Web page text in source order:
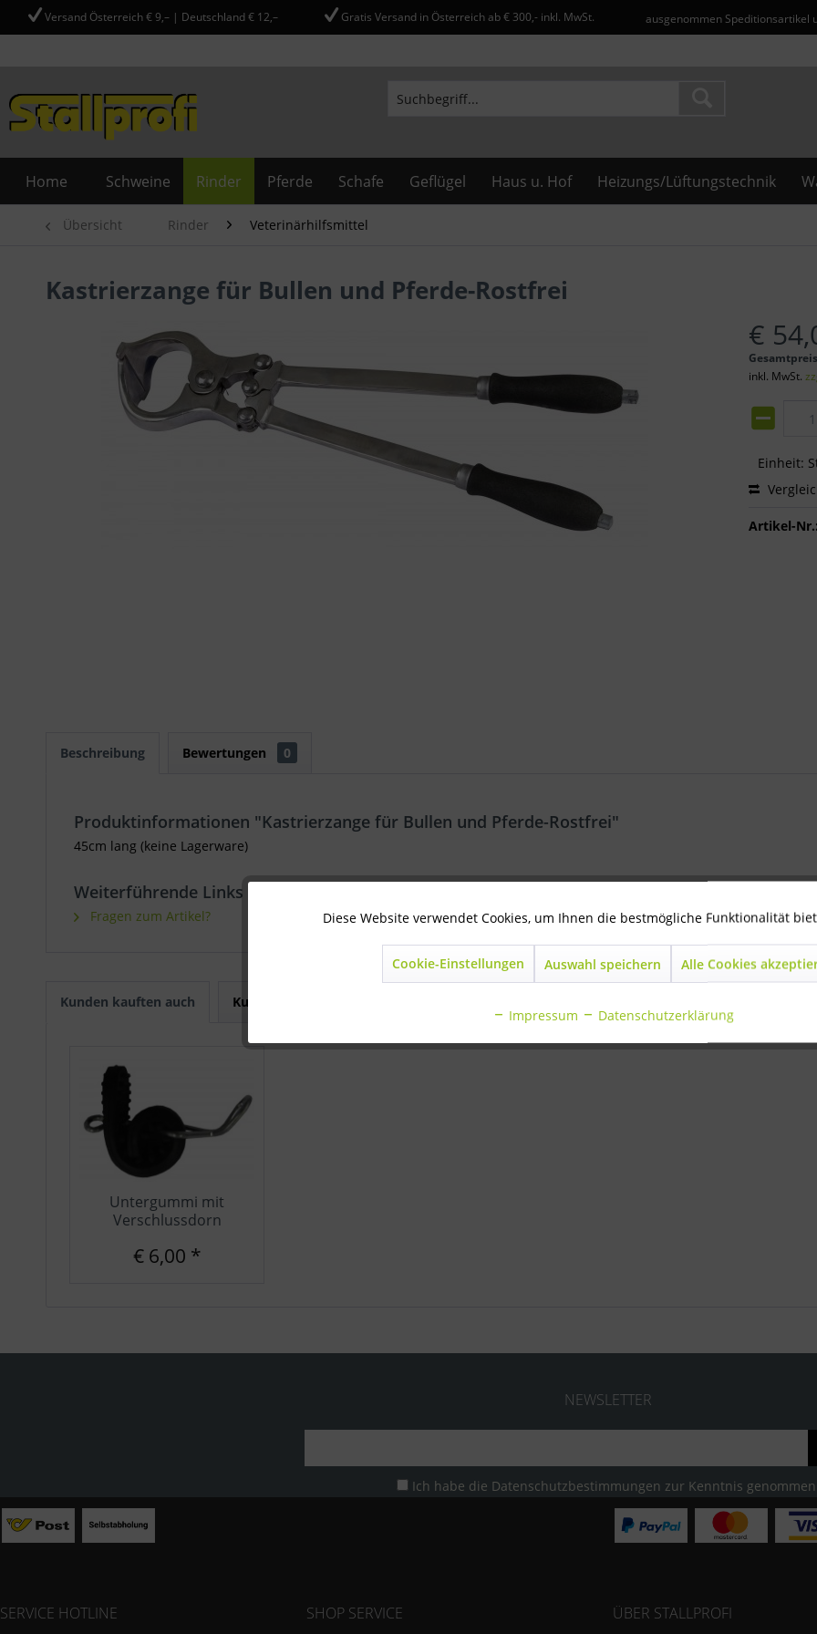
Versand Österreich € 9,– | Deutschland € 12,– Gratis Versand in Österreich ab € 300,- inkl. MwSt. ausgenommen Speditionsartikel
Home Schweine Rinder Pferde Schafe Geflügel Haus u. Hof Heizungs/Lüftungstechnik
Übersicht Rinder Veterinärhilfsmittel
Kastrierzange für Bullen und Pferde-Rostfrei
€
inkl. MwSt.
Einheit:
Artikel-Nr.:
Beschreibung Bewertungen 0
Produktinformationen "Kastrierzange für Bullen und Pferde-Rostfrei"
45cm lang (keine Lagerware)
Weiterführende Links zu "Kastrierzange für Bullen und Pferde-Rostfrei"
Fragen zum Artikel?
Kunden kauften auch Kunden haben sich ebenfalls angesehen
Untergummi mit
Verschlussdorn
€ 6,00 *
NEWSLETTER
Ich habe die Datenschutzbestimmungen zur Kenntnis
SERVICE HOTLINE SHOP SERVICE ÜBER STALLPROFI
Technisch notwendig
Diese Website verwendet Cookies, um Ihnen die bestmögliche Funktionalität
Cookie-Einstellungen Auswahl speichern Alle Cookies
Impressum Datenschutzerklärung